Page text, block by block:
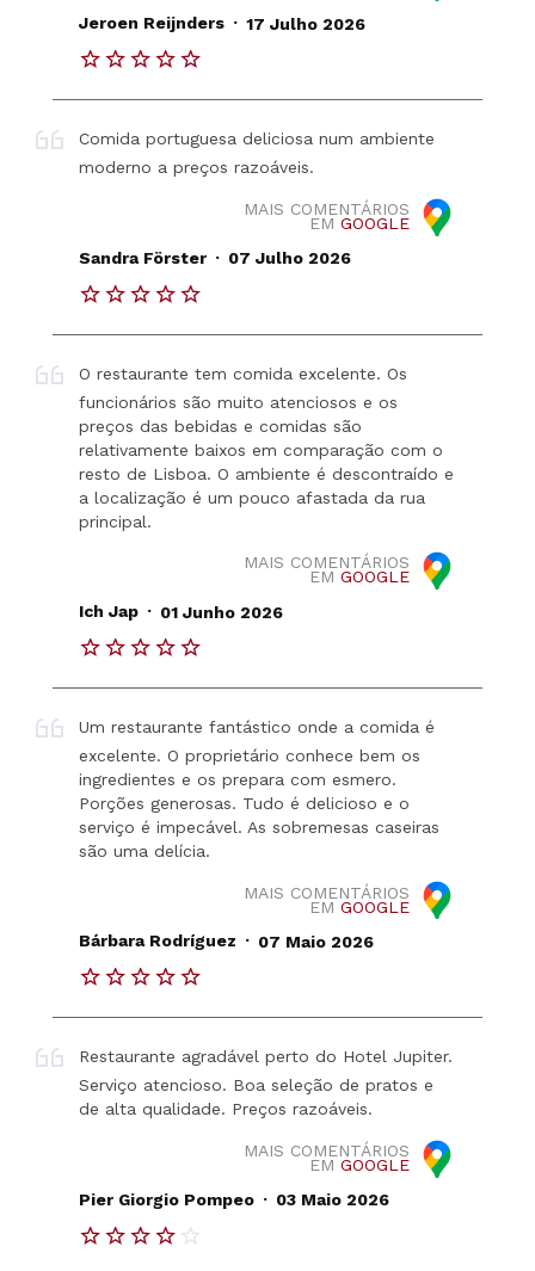
Jeroen Reijnders . 17 Julho 2026
Comida portuguesa deliciosa num ambiente
moderno a preços razoáveis.
MAIS COMENTÁRIOS
EM GOOGLE
Sandra Förster . 07 Julho 2026
O restaurante tem comida excelente. Os
funcionários são muito atenciosos e os
preços das bebidas e comidas são
relativamente baixos em comparação com o
resto de Lisboa. O ambiente é descontraído e
a localização é um pouco afastada da rua
principal.
MAIS COMENTÁRIOS
EM GOOGLE
Ich Jap . 01 Junho 2026
Um restaurante fantástico onde a comida é
excelente. O proprietário conhece bem os
ingredientes e os prepara com esmero.
Porções generosas. Tudo é delicioso e o
serviço é impecável. As sobremesas caseiras
são uma delícia.
MAIS COMENTÁRIOS
EM GOOGLE
Bárbara Rodríguez . 07 Maio 2026
Restaurante agradável perto do Hotel Jupiter.
Serviço atencioso. Boa seleção de pratos e
de alta qualidade. Preços razoáveis.
MAIS COMENTÁRIOS
EM GOOGLE
Pier Giorgio Pompeo . 03 Maio 2026